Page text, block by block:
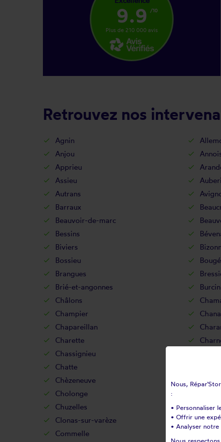
9.9 /10
Plus de 210 000 avis
Retrouvez nos
Agnin
Anjou
Apprieu
Assieu
Autrans
Barraux
Beauvoir-de-marc
Bessins
Biviers
Bossieu
Brangues
Brié-et-angonnes
Burcin
Châlons
Champier
Chapareillan
Charette
Chassignieu
Chatte
Chèzeneuve
Cholonge
Chuzelles
Claix
Clonas-sur-varèze
Commelle
Nous,
:
• Personnaliser
• Offrir une
• Analyser notre